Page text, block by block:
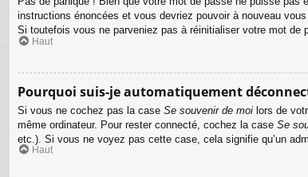
instructions énoncées et vous devriez pouvoir à nouveau vous
Si toutefois vous ne parveniez pas à réinitialiser votre mot de
Haut
Pourquoi suis-je automatiquement
Si vous ne cochez pas la case Se souvenir de moi lors de
même ordinateur. Pour rester connecté, cochez la case Se
etc.). Si vous ne voyez pas cette case, cela signifie qu’un
Haut